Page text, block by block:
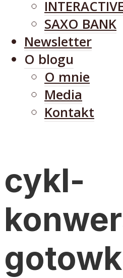
SAXO BANK
Newsletter
O blogu
O mnie
Media
Kontakt
cykl-